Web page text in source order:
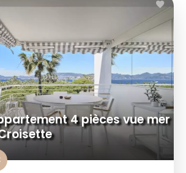
4 pièces vue mer